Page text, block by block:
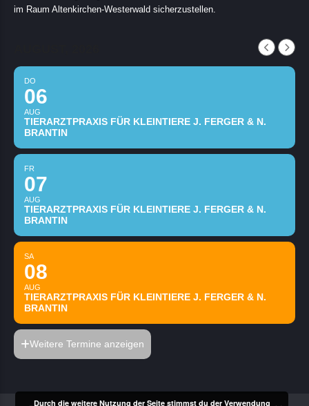
im Raum Altenkirchen-Westerwald sicherzustellen.
DO
06
AUG
TIERARZTPRAXIS FÜR KLEINTIERE J. FERGER & N.
BRANTIN
FR
07
AUG
TIERARZTPRAXIS FÜR KLEINTIERE J. FERGER & N.
BRANTIN
SA
08
AUG
TIERARZTPRAXIS FÜR KLEINTIERE J. FERGER & N.
BRANTIN
Weitere Termine anzeigen
Durch die weitere Nutzung der Seite stimmst du der Verwendung